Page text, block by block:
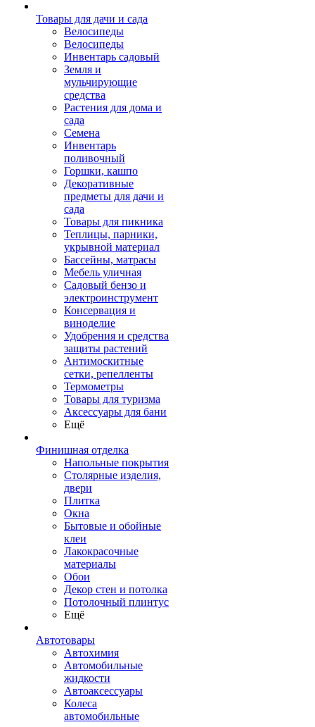
Товары для дачи и сада
Велосипеды
Велосипеды
Инвентарь садовый
Земля и
мульчирующие
средства
Растения для дома и
сада
Семена
Инвентарь
поливочный
Горшки, кашпо
Декоративные
предметы для дачи и
сада
Товары для пикника
Теплицы, парники,
укрывной материал
Бассейны, матрасы
Мебель уличная
Садовый бензо и
электроинструмент
Консервация и
виноделие
Удобрения и средства
защиты растений
Антимоскитные
сетки, репелленты
Термометры
Товары для туризма
Аксессуары для бани
Ещё
Финишная отделка
Напольные покрытия
Столярные изделия,
двери
Плитка
Окна
Бытовые и обойные
клеи
Лакокрасочные
материалы
Обои
Декор стен и потолка
Потолочный плинтус
Ещё
Автотовары
Автохимия
Автомобильные
жидкости
Автоаксессуары
Колеса
автомобильные